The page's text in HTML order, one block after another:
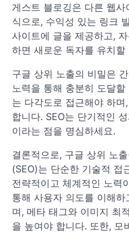
게스트 블로깅은 다른 웹
식으로, 수익성 있는 링크
사이트에 글을 제공하고,
하면 새로운 독자를 유치할
구글 상위 노출의 비밀은
노력을 통해 충분히 도달
는 다각도로 접근해야 하
합니다. SEO는 단기적인
이라는 점을 명심하세요.
결론적으로, 구글 상위 노
(SEO)는 단순한 기술적 접
전략적이고 체계적인 노력
통해 사용자 의도를 이해
며, 메타 태그와 이미지 최
을 높여야 합니다. 또한, 모